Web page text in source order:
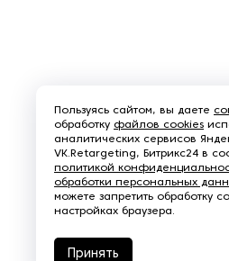
Пользуясь сайтом, вы даете
обработку файлов cookies
аналитических сервисов
VK.Retargeting, Битрикс24 в
политикой
обработки персональных
можете запретить обработку
настройках браузера.
Принять